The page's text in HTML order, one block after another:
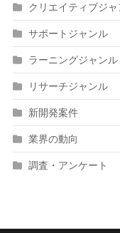
クリエイティブジ
サポートジャンル
ラーニングジャンル
リサーチジャンル
新開発案件
業界の動向
調査・アンケート